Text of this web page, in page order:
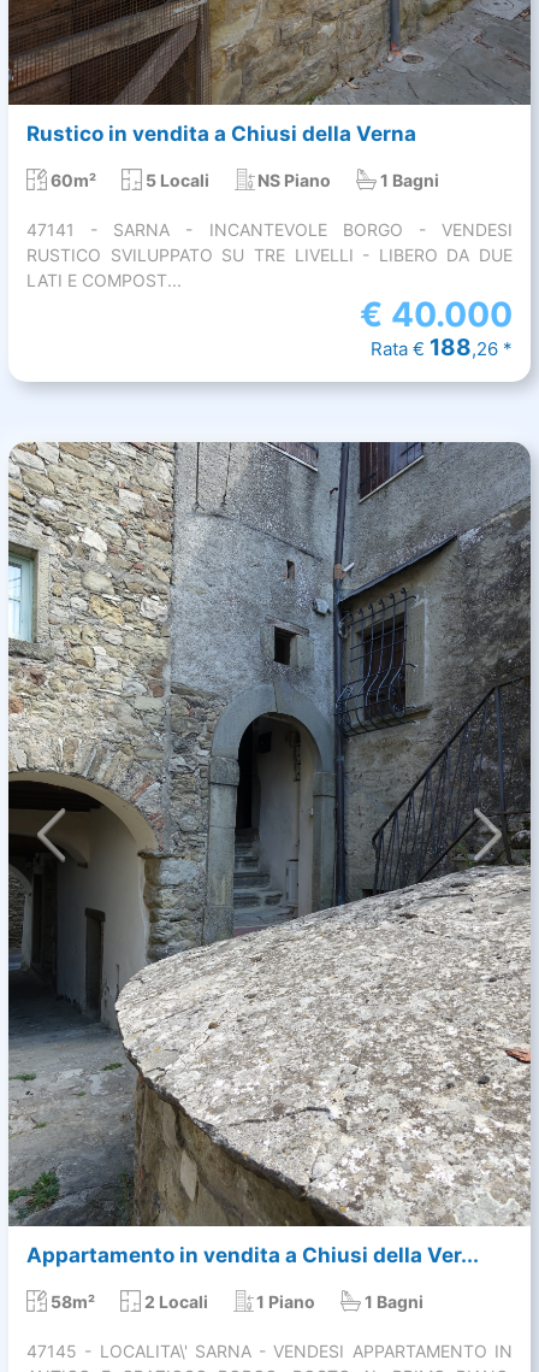
Rustico in vendita a Chiusi della Verna
60m² 5 Locali NS Piano 1 Bagni
47141 - SARNA - INCANTEVOLE BORGO - VENDESI
RUSTICO SVILUPPATO SU TRE LIVELLI - LIBERO DA DUE
LATI E COMPOST...
€ 40.000
Rata € 188,26 *
Appartamento in vendita a Chiusi della Ver...
58m² 2 Locali 1 Piano 1 Bagni
47145 - LOCALITA\' SARNA - VENDESI APPARTAMENTO IN